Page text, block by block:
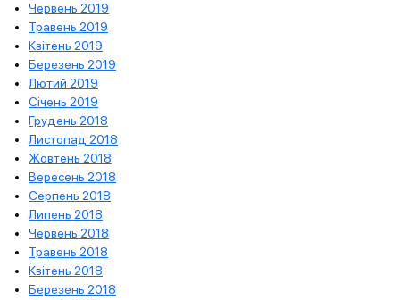
Червень 2019
Травень 2019
Квітень 2019
Березень 2019
Лютий 2019
Січень 2019
Грудень 2018
Листопад 2018
Жовтень 2018
Вересень 2018
Серпень 2018
Липень 2018
Червень 2018
Травень 2018
Квітень 2018
Березень 2018